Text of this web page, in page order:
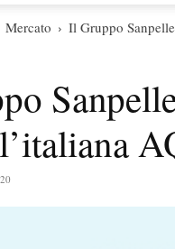
Mercato Il Gruppo